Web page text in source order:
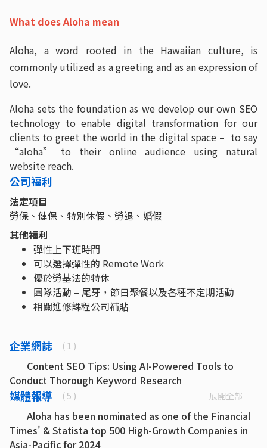
What does Aloha mean
Aloha, a word rooted in the Hawaiian culture, is
commonly utilized as a greeting and as an expression of
love.
Aloha sets the foundation as we develop our own SEO
technology to enable digital transformation for our
clients to greet the world in the digital space – to say
“aloha” to their online audience using natural
website reach.
公司福利
法定項目
勞保、健保、特別休假、勞退、婚假
其他福利
彈性上下班時間
可以選擇彈性的 Remote Work
優於勞基法的特休
團隊活動 – 尾牙，節日聚餐以及各種不定期活動
相關進修課程公司補貼
企業網誌 ( 1 )
Content SEO Tips: Using AI-Powered Tools to
Conduct Thorough Keyword Research
媒體報導 ( 5 ) 展開全部
Aloha has been nominated as one of the Financial
Times' & Statista top 500 High-Growth Companies in
Asia-Pacific for 2024